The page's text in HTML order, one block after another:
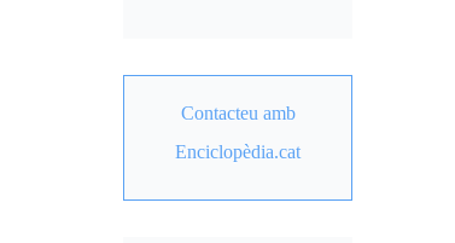
Contacteu amb
Enciclopèdia.cat